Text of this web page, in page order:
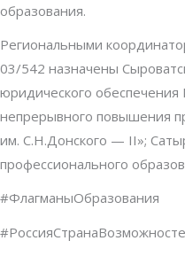
образования.
Региональными
03/542 назначены
юридического
непрерывного повышения
им. С.Н.Донского — II»;
профессионального
#ФлагманыОбразования